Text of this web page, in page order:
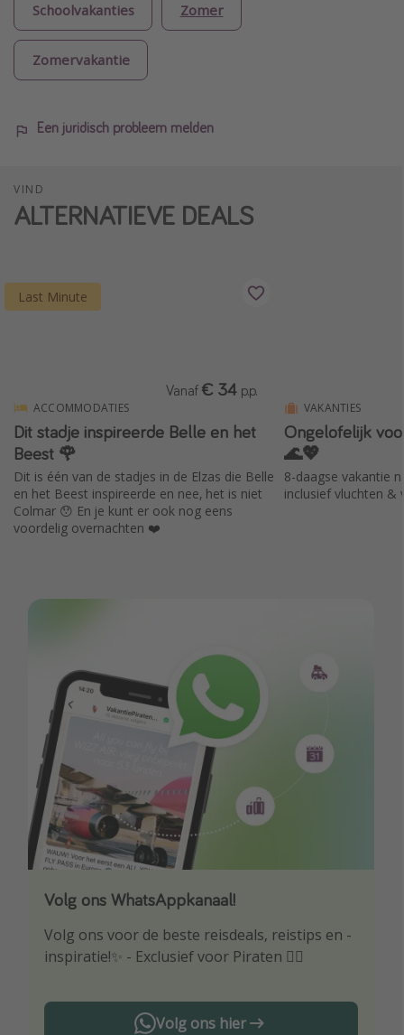
Schoolvakanties Zomer
Zomervakantie
Een juridisch probleem melden
VIND
ALTERNATIEVE DEALS
Last Minute
ACCOMMODATIES
Dit stadje inspireerde Belle en het
Beest 🌹
Dit is één van de stadjes in de Elzas die Belle
en het Beest inspireerde en nee, het is niet
Colmar 😯 En je kunt er ook nog eens
voordelig overnachten ❤️
Vanaf € 34 p.p.
VAKANTIES
Ongelofelijk
🌊💖
8-daagse vakantie
inclusief vluchten &
Volg ons WhatsAppkanaal!
Volg ons voor de beste reisdeals, reistips en -
inspiratie!✨ - Exclusief voor Piraten 🏴‍☠️
Volg ons hier
Download onze app
Wees als eerste op de hoogte van de beste
reisaanbiedingen